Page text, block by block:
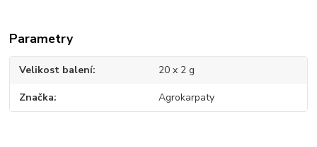
Parametry
Velikost balení 20 x 2 g
Značka Agrokarpaty